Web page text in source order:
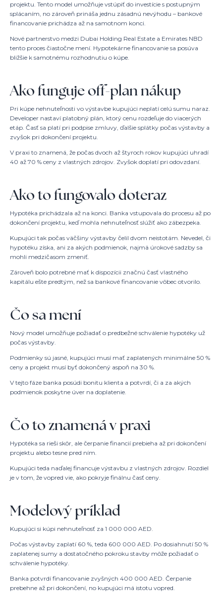
projektu. Tento model umožňuje vstúpiť do investície s postupným
splácaním, no zároveň prináša jednu zásadnú nevýhodu – bankové
financovanie prichádza až na samotnom konci.
Nové partnerstvo medzi Dubai Holding Real Estate a Emirates NBD
tento proces čiastočne mení. Hypotekárne financovanie sa posúva
bližšie k samotnému rozhodnutiu o kúpe.
Ako funguje off-plan nákup
Pri kúpe nehnuteľnosti vo výstavbe kupujúci neplatí celú sumu naraz.
Developer nastaví platobný plán, ktorý cenu rozdeľuje do viacerých
etáp. Časť sa platí pri podpise zmluvy, ďalšie splátky počas výstavby a
zvyšok pri dokončení projektu.
V praxi to znamená, že počas dvoch až štyroch rokov kupujúci uhradí
40 až 70 % ceny z vlastných zdrojov. Zvyšok doplatí pri odovzdaní.
Ako to fungovalo doteraz
Hypotéka prichádzala až na konci. Banka vstupovala do procesu až po
dokončení projektu, keď mohla nehnuteľnosť slúžiť ako zábezpeka.
Kupujúci tak počas väčšiny výstavby čelil dvom neistotám. Nevedel, či
hypotéku získa, ani za akých podmienok, najmä úrokové sadzby sa
mohli medzičasom zmeniť.
Zároveň bolo potrebné mať k dispozícii značnú časť vlastného
kapitálu ešte predtým, než sa bankové financovanie vôbec otvorilo.
Čo sa mení
Nový model umožňuje požiadať o predbežné schválenie hypotéky už
počas výstavby.
Podmienky sú jasné, kupujúci musí mať zaplatených minimálne 50 %
ceny a projekt musí byť dokončený aspoň na 30 %.
V tejto fáze banka posúdi bonitu klienta a potvrdí, či a za akých
podmienok poskytne úver na doplatenie.
Čo to znamená v praxi
Hypotéka sa rieši skôr, ale čerpanie financií prebieha až pri dokončení
projektu alebo tesne pred ním.
Kupujúci teda naďalej financuje výstavbu z vlastných zdrojov. Rozdiel
je v tom, že vopred vie, ako pokryje finálnu časť ceny.
Modelový príklad
Kupujúci si kúpi nehnuteľnosť za 1 000 000 AED.
Počas výstavby zaplatí 60 %, teda 600 000 AED. Po dosiahnutí 50 %
zaplatenej sumy a dostatočného pokroku stavby môže požiadať o
schválenie hypotéky.
Banka potvrdí financovanie zvyšných 400 000 AED. Čerpanie
prebehne až pri dokončení, no kupujúci má istotu vopred.